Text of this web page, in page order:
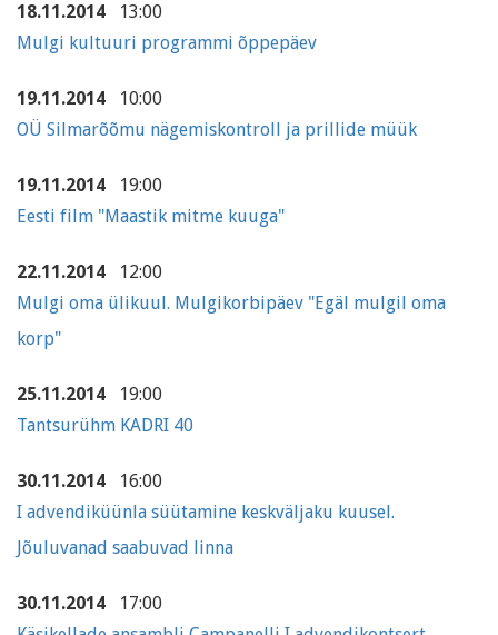
18.11.2014
13:00
Mulgi kultuuri programmi õppepäev
19.11.2014
10:00
OÜ Silmarõõmu nägemiskontroll ja prillide müük
19.11.2014
19:00
Eesti film "Maastik mitme kuuga"
22.11.2014
12:00
Mulgi oma ülikuul. Mulgikorbipäev "Egäl mulgil oma
korp"
25.11.2014
19:00
Tantsurühm KADRI 40
30.11.2014
16:00
I advendiküünla süütamine keskväljaku kuusel.
Jõuluvanad saabuvad linna
30.11.2014
17:00